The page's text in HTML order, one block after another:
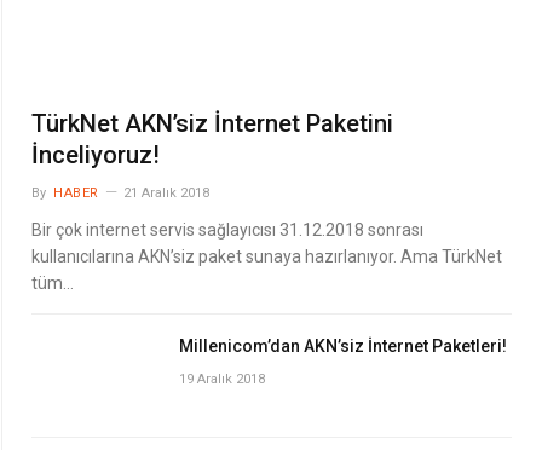
TürkNet AKN’siz İnternet Paketini
İnceliyoruz!
By HABER 21 Aralık 2018
Bir çok internet servis sağlayıcısı 31.12.2018 sonrası
kullanıcılarına AKN’siz paket sunaya hazırlanıyor. Ama TürkNet
tüm…
Millenicom’dan AKN’siz İnternet Paketleri!
19 Aralık 2018